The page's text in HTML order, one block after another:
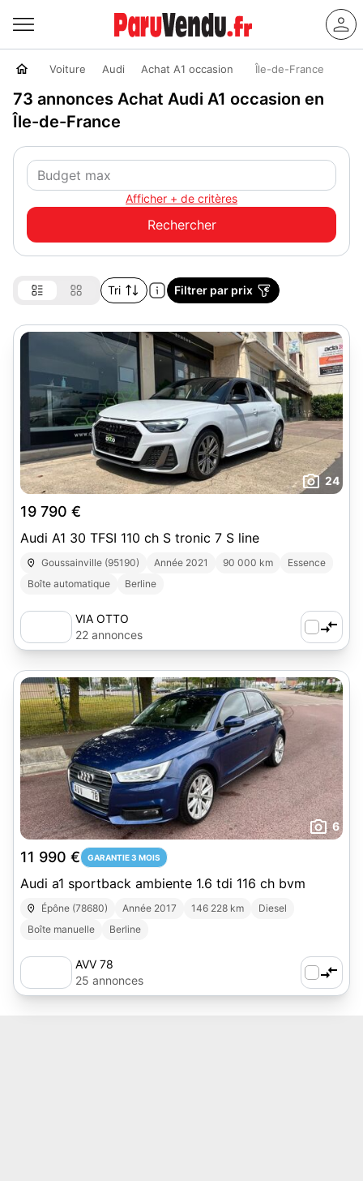
Voiture Audi Achat A1 occasion Île-de-France
73 annonces Achat Audi A1 occasion en
Île-de-France
Afficher + de critères
Tri Filtrer par prix
24
19 790 €
Audi A1 30 TFSI 110 ch S tronic 7 S line
Goussainville (95190) Année 2021 90 000 km
Essence
Boîte automatique
Berline
VIA OTTO
22 annonces
6
11 990 € GARANTIE 3 MOIS
Audi a1 sportback ambiente 1.6 tdi 116 ch bvm
Épône (78680) Année 2017 146 228 km
Diesel
Boîte manuelle
Berline
AVV 78
25 annonces